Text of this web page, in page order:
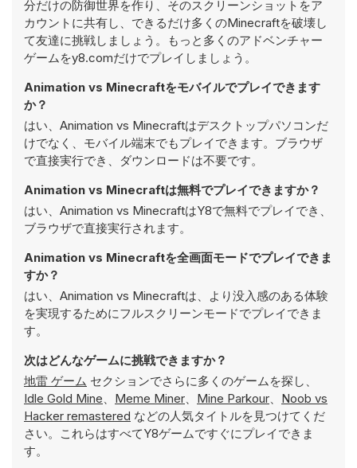
分だけの防御世界を作り、そのスクリーンショットをア
カウントに共有し、できるだけ多くのMinecraftを破壊し
て友達に挑戦しましょう。もっと多くのアドベンチャー
ゲームをy8.comだけでプレイしましょう。
Animation vs Minecraftをモバイルでプレイできます
か？
はい、Animation vs Minecraftはデスクトップパソコンだ
けでなく、モバイル端末でもプレイできます。ブラウザ
で直接実行でき、ダウンロードは不要です。
Animation vs Minecraftは無料でプレイできますか？
はい、Animation vs MinecraftはY8で無料でプレイでき、
ブラウザで直接実行されます。
Animation vs Minecraftを全画面モードでプレイできま
すか？
はい、Animation vs Minecraftは、より没入感のある体験
を実現するためにフルスクリーンモードでプレイできま
す。
次はどんなゲームに挑戦できますか？
地雷 ゲーム セクションでさらに多くのゲームを探し、
Idle Gold Mine、 Meme Miner、 Mine Parkour、 Noob vs
Hacker remastered などの人気タイトルを見つけてくだ
さい。これらはすべてY8ゲームですぐにプレイできま
す。